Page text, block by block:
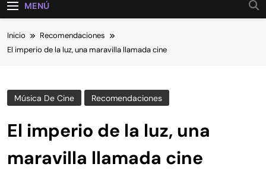
MENÚ
Inicio
Recomendaciones
El imperio de la luz, una maravilla llamada cine
Música De Cine Recomendaciones
El imperio de la luz, una
maravilla llamada cine